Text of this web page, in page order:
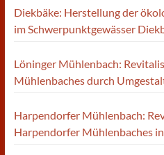
Diekbäke: Herstellung der
im Schwerpunktgewässer
Löninger Mühlenbach:
Mühlenbaches durch
Harpendorfer Mühlenbach:
Harpendorfer Mühlenbaches